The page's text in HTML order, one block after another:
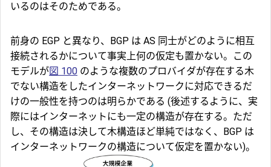
いるのはそのためである。
前身の EGP と異なり、BGP は AS 同士がどのように相互
接続されるかについて事実上何の仮定も置かない。この
モデルが図 100 のような複数のプロバイダが存在する木
でない構造をしたインターネットワークに対応できるだ
けの一般性を持つのは明らかである (後述するように、実
際にはインターネットにも一定の構造が存在する。ただ
し、その構造は決して木構造ほど単純ではなく、BGP は
インターネットワークの構造について仮定を置かない)。